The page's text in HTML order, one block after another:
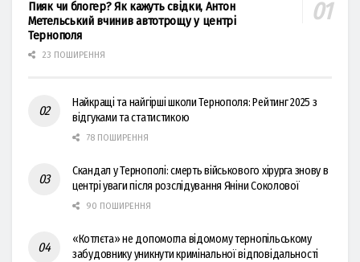
Пияк чи блогер? Як кажуть свідки, Антон
Метельський вчинив автотрощу у центрі
Тернополя
23 ПОШИРЕННЯ
Найкращі та найгірші школи Тернополя: Рейтинг 2025 з
відгуками та статистикою
78 ПОШИРЕННЯ
Скандал у Тернополі: смерть військового хірурга знову в
центрі уваги після розслідування Яніни Соколової
90 ПОШИРЕННЯ
«Котлєта» не допомогла відомому тернопільському
забудовнику уникнути кримінальної відповідальності